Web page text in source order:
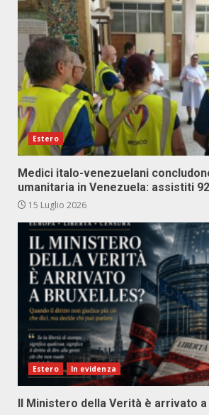
Estero
Medici italo-venezuelani
umanitaria in Venezuela: assistiti
15 Luglio 2026
Estero In evidenza
Il Ministero della Verità è arrivato